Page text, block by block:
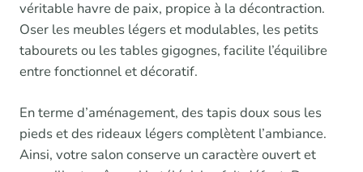
véritable havre de paix, propice à la décontraction.
Oser les meubles légers et modulables, les petits
tabourets ou les tables gigognes, facilite l’équilibre
entre fonctionnel et décoratif.
En terme d’aménagement, des tapis doux sous les
pieds et des rideaux légers complètent l’ambiance.
Ainsi, votre salon conserve un caractère ouvert et